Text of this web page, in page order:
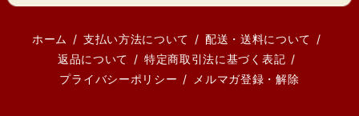
ホーム 支払い方法について
配送・送料について
返品について
特定商取引法に基づく表記
プライバシーポリシー
メルマガ登録・解除